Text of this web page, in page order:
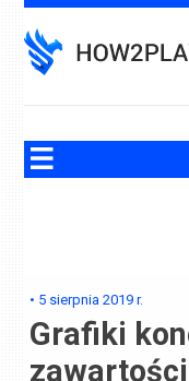
to
content
• 5 sierpnia 2019 r.
Grafiki